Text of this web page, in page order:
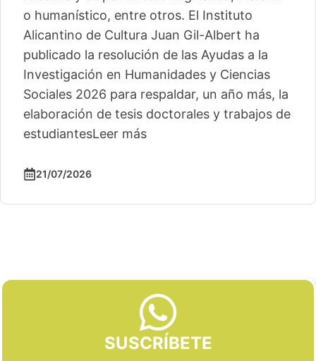
o humanístico, entre otros. El Instituto
Alicantino de Cultura Juan Gil-Albert ha
publicado la resolución de las Ayudas a la
Investigación en Humanidades y Ciencias
Sociales 2026 para respaldar, un año más, la
elaboración de tesis doctorales y trabajos de
estudiantesLeer más
21/07/2026
SUSCRÍBETE